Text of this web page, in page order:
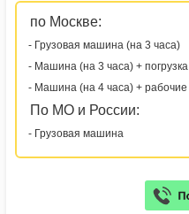
по Москве:
- Грузовая машина (на 3 часа)
- Машина (на 3 часа) + погрузка
- Машина (на 4 часа) + рабочие
По МО и России:
- Грузовая машина